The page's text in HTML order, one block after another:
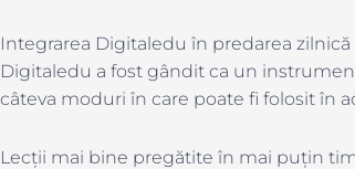
Integrarea Digitaledu în predarea zilnică
Digitaledu a fost gândit ca un
câteva moduri în care poate fi folosit în
Lecții mai bine pregătite în mai puțin